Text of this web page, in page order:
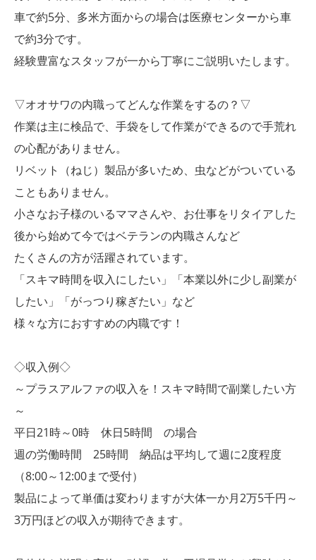
車で約5分、多米方面からの場合は医療センターから車
で約3分です。
経験豊富なスタッフが一から丁寧にご説明いたします。
▽オオサワの内職ってどんな作業をするの？▽
作業は主に検品で、手袋をして作業ができるので手荒れ
の心配がありません。
リベット（ねじ）製品が多いため、虫などがついている
こともありません。
小さなお子様のいるママさんや、お仕事をリタイアした
後から始めて今ではベテランの内職さんなど
たくさんの方が活躍されています。
「スキマ時間を収入にしたい」「本業以外に少し副業が
したい」「がっつり稼ぎたい」など
様々な方におすすめの内職です！
◇収入例◇
～プラスアルファの収入を！スキマ時間で副業したい方
～
平日21時～0時 休日5時間 の場合
週の労働時間 25時間 納品は平均して週に2度程度
（8:00～12:00まで受付）
製品によって単価は変わりますが大体一か月2万5千円～
3万円ほどの収入が期待できます。